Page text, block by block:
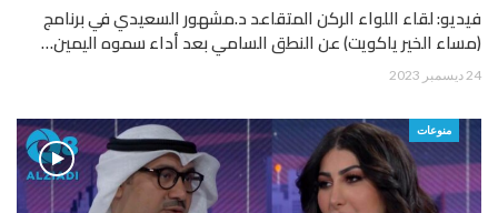
فيديو: لقاء اللواء الركن المتقاعد د.مشهور السعيدي في برنامج
(مساء الخير ياكويت) عن النطق السامي بعد أداء سموه اليمين…
24 ديسمبر 2023
منوعات